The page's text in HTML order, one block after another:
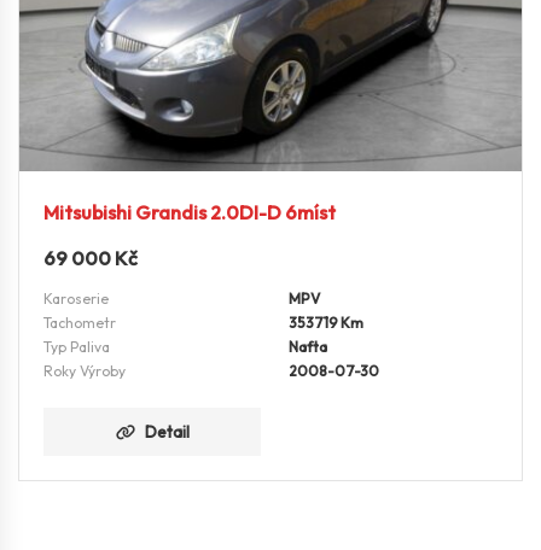
Mitsubishi Grandis 2.0DI-D 6míst
69 000 Kč
Karoserie
MPV
Tachometr
353719 Km
Typ Paliva
Nafta
Roky Výroby
2008-07-30
Detail